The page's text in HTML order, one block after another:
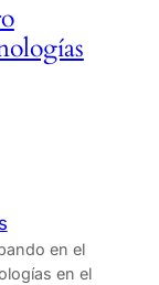
en el
en el